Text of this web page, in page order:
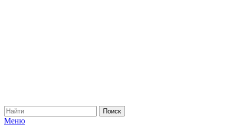
Меню